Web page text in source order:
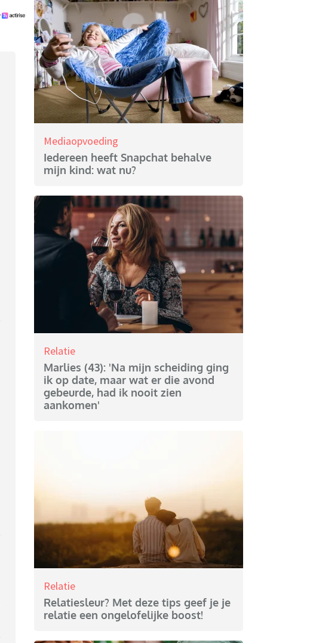
Mediaopvoeding
Iedereen heeft Snapchat behalve
mijn kind: wat nu?
Relatie
Marlies (43): 'Na mijn scheiding ging
ik op date, maar wat er die avond
gebeurde, had ik nooit zien
aankomen'
Relatie
Relatiesleur? Met deze tips geef je je
relatie een ongelofelijke boost!